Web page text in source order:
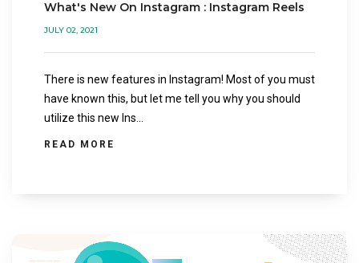
What's New On Instagram : Instagram Reels
JULY 02, 2021
There is new features in Instagram! Most of you must
have known this, but let me tell you why you should
utilize this new Ins...
READ MORE